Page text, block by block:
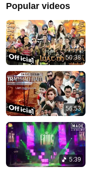
Popular videos
50:38
56:53
5:39